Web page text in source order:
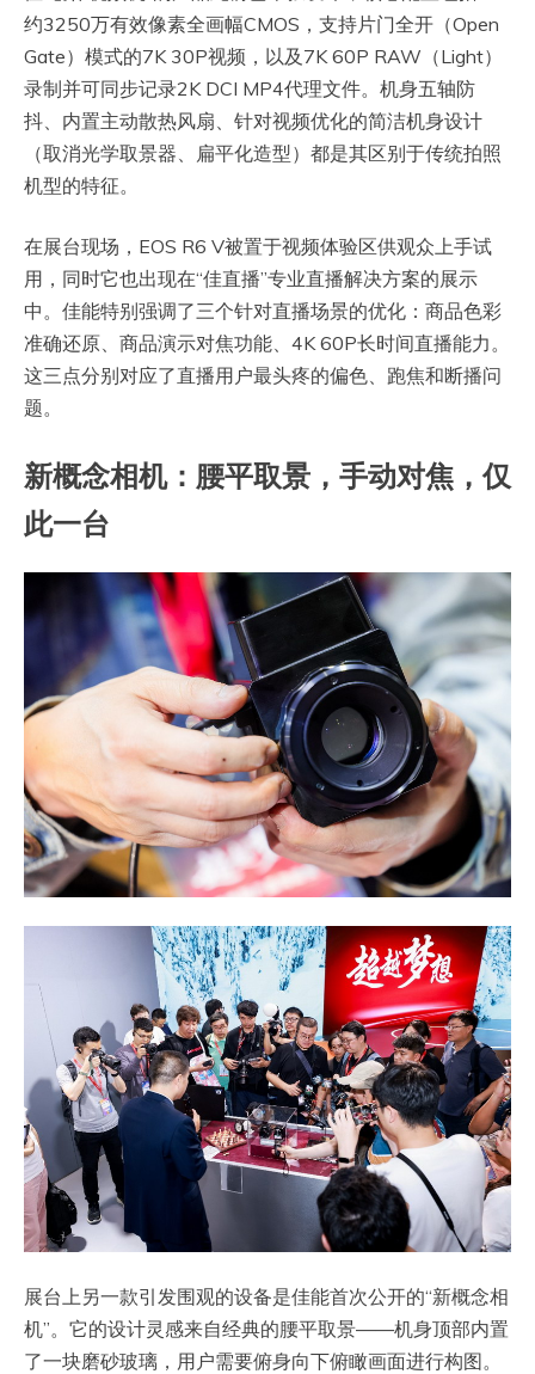
约3250万有效像素全画幅CMOS，支持片门全开（Open
Gate）模式的7K 30P视频，以及7K 60P RAW（Light）
录制并可同步记录2K DCI MP4代理文件。机身五轴防
抖、内置主动散热风扇、针对视频优化的简洁机身设计
（取消光学取景器、扁平化造型）都是其区别于传统拍照
机型的特征。
在展台现场，EOS R6 V被置于视频体验区供观众上手试
用，同时它也出现在“佳直播”专业直播解决方案的展示
中。佳能特别强调了三个针对直播场景的优化：商品色彩
准确还原、商品演示对焦功能、4K 60P长时间直播能力。
这三点分别对应了直播用户最头疼的偏色、跑焦和断播问
题。
新概念相机：腰平取景，手动对焦，仅
此一台
展台上另一款引发围观的设备是佳能首次公开的“新概念相
机”。它的设计灵感来自经典的腰平取景——机身顶部内置
了一块磨砂玻璃，用户需要俯身向下俯瞰画面进行构图。